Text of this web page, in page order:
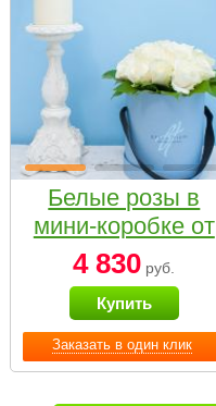
Заказать в один клик
Белые розы в
мини-коробке от
Bella Fiori
4 830 руб.
Купить